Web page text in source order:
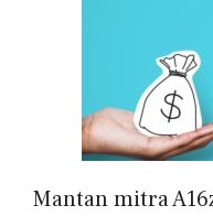
Mantan mitra